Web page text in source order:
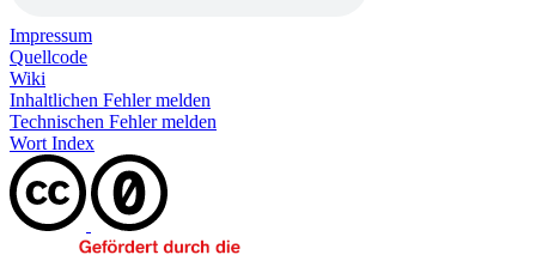
Impressum
Quellcode
Wiki
Inhaltlichen Fehler melden
Technischen Fehler melden
Wort Index